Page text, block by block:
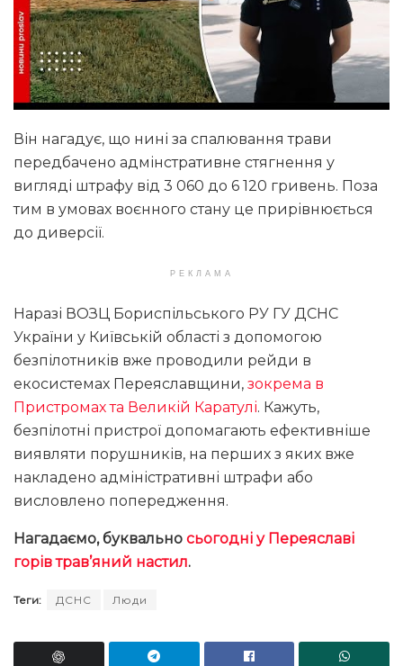
Він нагадує, що нині за спалювання трави
передбачено адмінстративне стягнення у
вигляді штрафу від 3 060 до 6 120 гривень. Поза
тим в умовах воєнного стану це прирівнюється
до диверсії.
РЕКЛАМА
Наразі ВОЗЦ Бориспільського РУ ГУ ДСНС
України у Київській області з допомогою
безпілотників вже проводили рейди в
екосистемах Переяславщини, зокрема в
Пристромах та Великій Каратулі. Кажуть,
безпілотні пристрої допомагають ефективніше
виявляти порушників, на перших з яких вже
накладено адміністративні штрафи або
висловлено попередження.
Нагадаємо, буквально сьогодні у Переяславі
горів трав’яний настил.
Теги: ДСНС Люди